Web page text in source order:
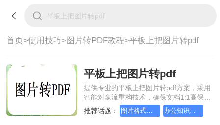
首页>使用技巧>图片转PDF教程>平板上把图片转pdf
平板上把图片转pdf
提供专业的平板上把图片转pdf方案，采用
智能对象流重构技术，确保文档1:1高保真
还原且排版不乱码。支持一键批量处理，
全链路 SSL 加密保障隐私安全。助您快速
推荐话题： 图片格式如何转成pdf文档？方法详细解析 办公知识科普指南，图片转pdf的操作方法